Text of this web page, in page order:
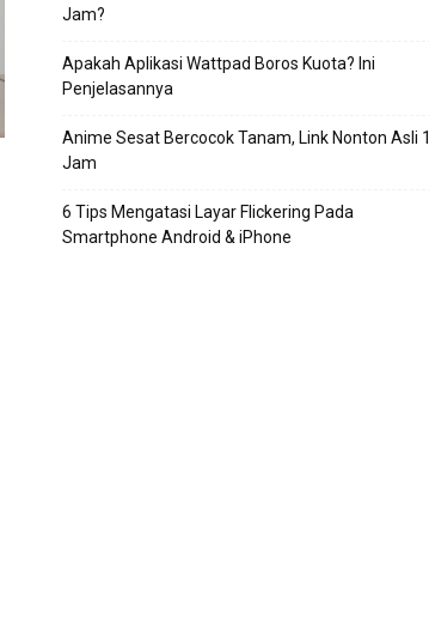
Jam?
Apakah Aplikasi Wattpad Boros Kuota? Ini
Penjelasannya
Anime Sesat Bercocok Tanam, Link Nonton Asli 1
Jam
6 Tips Mengatasi Layar Flickering Pada
Smartphone Android & iPhone